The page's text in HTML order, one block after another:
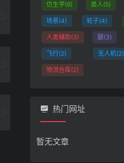
仿生学(6) 类人(5)
场景(4) 轮子(4)
人类辅助(3) 腿(3)
飞行(2) 无人机(2)
物流仓库(2)
热门网址
暂无文章